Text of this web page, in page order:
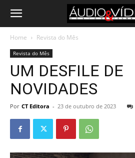
Home Revista do Mês
Revista do Mês
UM DESFILE DE
NOVIDADES
Por CT Editora - 23 de outubro de 2023